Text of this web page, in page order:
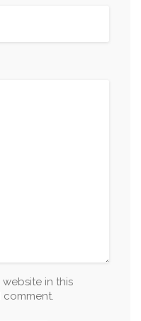
in this
comment.